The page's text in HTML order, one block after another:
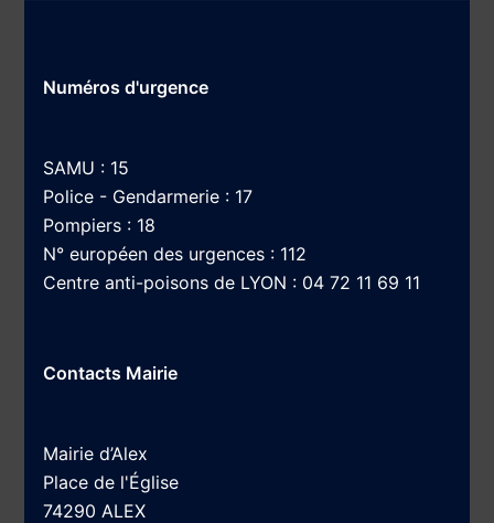
Numéros d'urgence
SAMU : 15
Police - Gendarmerie : 17
Pompiers : 18
N° européen des urgences : 112
Centre anti-poisons de LYON : 04 72 11 69 11
Contacts Mairie
Mairie d’Alex
Place de l'Église
74290 ALEX